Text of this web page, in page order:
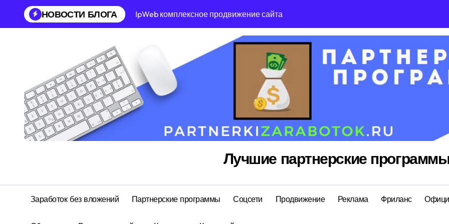
Перейти
содержанию
НОВОСТИ БЛОГА IpWeb комплексное продвижение сайта Reg Ru топ
Лучшие партнерские
Заработок без вложений Партнерские программы Соцсети Продвижение Реклама Фриланс